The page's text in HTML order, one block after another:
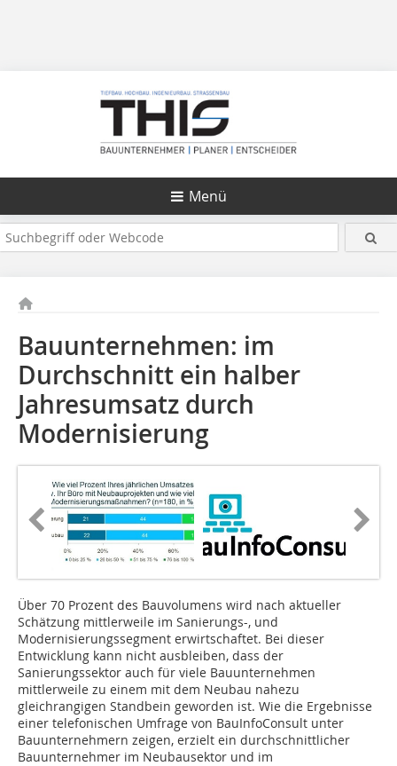
Menü
Bauunternehmen: im
Durchschnitt ein halber
Jahresumsatz durch
Modernisierung
Über 70 Prozent des Bauvolumens wird nach aktueller
Schätzung mittlerweile im Sanierungs-, und
Modernisierungssegment erwirtschaftet. Bei dieser
Entwicklung kann nicht ausbleiben, dass der
Sanierungssektor auch für viele Bauunternehmen
mittlerweile zu einem mit dem Neubau nahezu
gleichrangigen Standbein geworden ist. Wie die Ergebnisse
einer telefonischen Umfrage von BauInfoConsult unter
Bauunternehmern zeigen, erzielt ein durchschnittlicher
Bauunternehmer im Neubausektor und im